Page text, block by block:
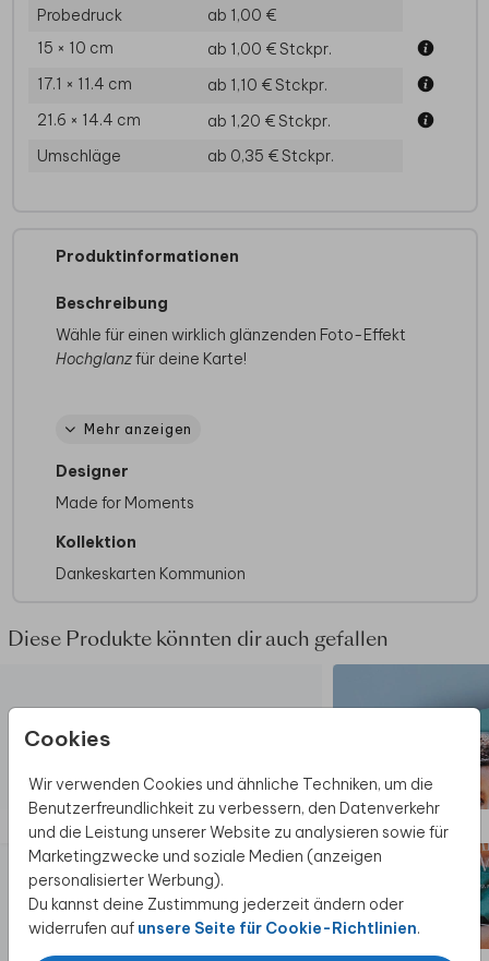
Cookies
Wir verwenden Cookies und ähnliche Techniken, um die
Benutzerfreundlichkeit zu verbessern, den Datenverkehr
und die Leistung unserer Website zu analysieren sowie für
Marketingzwecke und soziale Medien (anzeigen
personalisierter Werbung).
Du kannst deine Zustimmung jederzeit ändern oder
widerrufen auf unsere Seite für Cookie-Richtlinien.
Probedruck
ab 1,00 €
15 × 10 cm
ab 1,00 €Stckpr.
17.1 × 11.4 cm
ab 1,10 €Stckpr.
21.6 × 14.4 cm
ab 1,20 €Stckpr.
Umschläge
ab 0,35 €Stckpr.
Produktinformationen
Beschreibung
Wähle für einen wirklich glänzenden Foto-Effekt
Hochglanzfür deine Karte!
Auf der Suche nach mehr Inspiration? Sieh dir
Mehr anzeigen
Designer
Made for Moments
Kollektion
Dankeskarten Kommunion
Diese Produkte könnten dir auch gefallen